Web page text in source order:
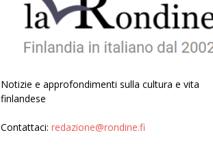
Notizie e approfondimenti sulla cultura e vita
finlandese
Contattaci: redazione@rondine.fi